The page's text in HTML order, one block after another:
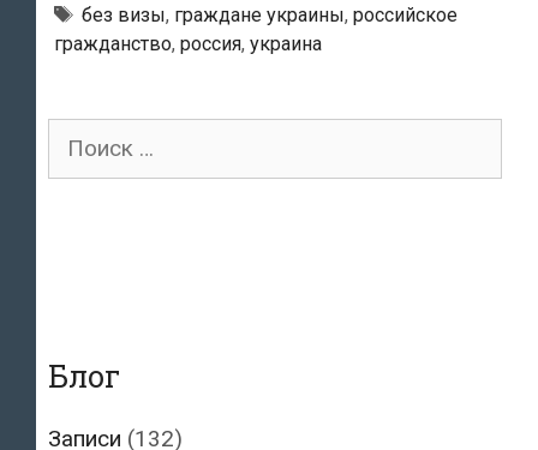
случаев
иностранцев
впустили
Эстонию
Тэги
без визы, граждане украины, российское
гражданство, россия, украина
Поиск
Блог
Записи (132)